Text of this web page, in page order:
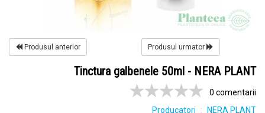
Produsul anterior Produsul urmator
Tinctura galbenele 50ml - NERA PLANT
0 comentarii
Producatori
NERA PLANT